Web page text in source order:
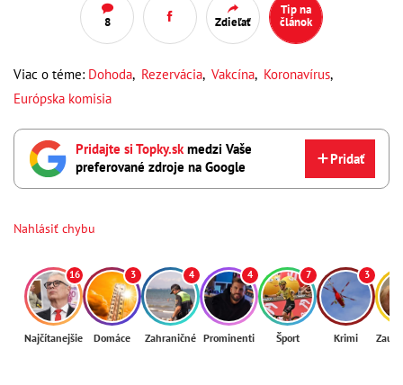
8 Zdieľať
Tip na
článok
Viac o téme: Dohoda, Rezervácia, Vakcína, Koronavírus,
Európska komisia
Pridajte si Topky.skmedzi Vaše
preferované zdroje na Google
Pridať
Nahlásiť chybu
16
Najčítanejšie
3
Domáce
4
Zahraničné
4
Prominenti
7
Šport
3
Krimi